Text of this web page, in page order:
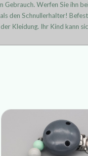
Werfen Sie ihn
den Schnullerhalter!
Kleidung. Ihr Kind kann